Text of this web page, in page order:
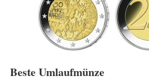
Beste Umlaufmünze